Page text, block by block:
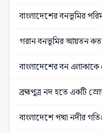
বাংলাদেশের বনভূমির
গরান বনভূমির আয়তন
বাংলাদেশের বন এলাকাকে
ব্রহ্মপুত্র নদ হতে একটি
বাংলাদেশে পদ্মা নদীর